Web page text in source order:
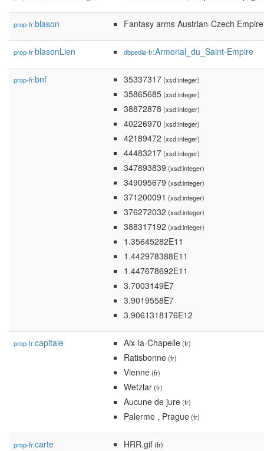
prop-fr:blason Fantasy arms Austrian-Czech
prop-fr:blasonLien dbpedia-fr:Armorial_du_Saint-Empire
prop-fr:bnf 35337317(xsd:integer)
35865685(xsd:integer)
38872878 (xsd:integer)
40226970 (xsd:integer)
42189472 (xsd:integer)
44483217(xsd:integer)
347893839 (xsd:integer)
349095679 (xsd:integer)
371200091 (xsd:integer)
376272032 (xsd:integer)
388317192 (xsd:integer)
1.35645282E11
1.442978388E11
1.447678692E11
3.7003149E7
3.9019558E7
3.9061318176E12
prop-fr:capitale Aix-la-Chapelle(fr)
Ratisbonne(fr)
Vienne(fr)
Wetzlar(fr)
Aucune de jure(fr)
Palerme , Prague(fr)
prop-fr:carte HRR.gif(fr)